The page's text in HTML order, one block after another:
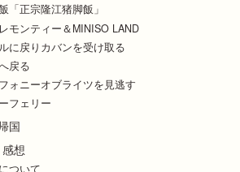
「正宗隆江猪脚飯」
モンティー＆MINISO LAND
に戻りカバンを受け取る
戻る
ォニーオブライツを見逃す
フェリー
国
想
ついて